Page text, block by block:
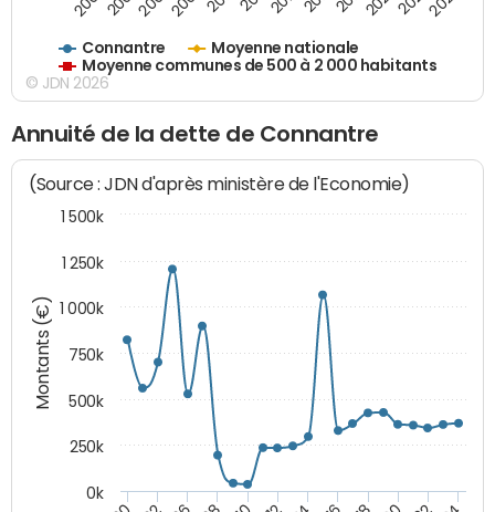
Connantre
Moyenne nationale
Moyenne communes de 500 à 2 000 habitants
© JDN 2026
Annuité de la dette de Connantre
Montants (€)
(Source : JDN d'après ministère de l'Economie)
0k
250k
500k
750k
1 000k
1 250k
1 500k